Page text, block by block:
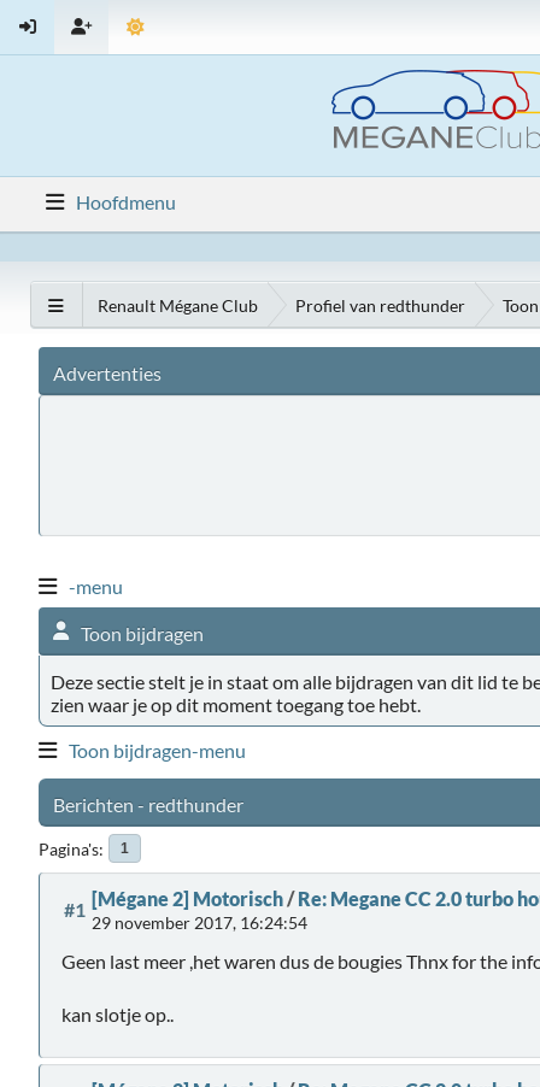
Hoofdmenu
Renault Mégane Club Profiel van redthunder
Advertenties
-menu
Toon bijdragen
Deze sectie stelt je in staat om alle bijdragen van dit lid te
zien waar je op dit moment toegang toe hebt.
Toon bijdragen-menu
Berichten - redthunder
Pagina's 1
#1 [Mégane 2] Motorisch/Re: Megane CC 2.0 turbo
29 november 2017, 16:24:54
Geen last meer ,het waren dus de bougies Thnx for the
kan slotje op..